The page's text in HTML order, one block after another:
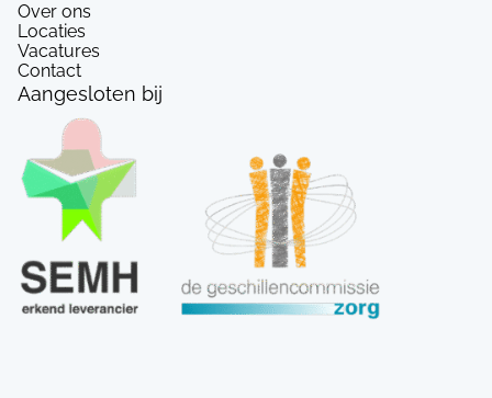
Over ons
Locaties
Vacatures
Contact
Aangesloten bij